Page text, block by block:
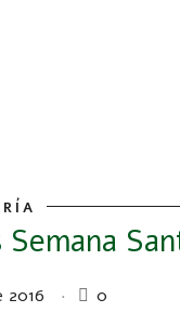
2016 0